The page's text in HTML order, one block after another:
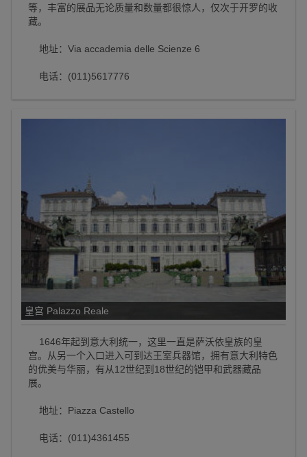
等，丰富的展品无论质量和数量都很惊人，仅次于开罗的收
藏。
地址：Via accademia delle Scienze 6
电话：(011)5617776
皇宫 Palazzo Reale
1646年起到意大利统一，这里一直是萨沃依皇族的皇
宫。从另一个入口进入可到达王室兵器馆，拥有意大利特色
的优美与华丽，有从12世纪到18世纪的铠甲和武器藏品
展。
地址：Piazza Castello
电话：(011)4361455